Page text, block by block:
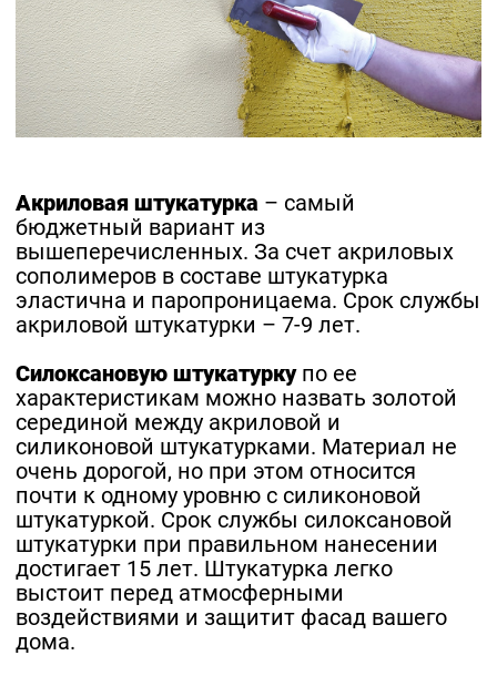
Акриловая штукатурка – самый
бюджетный вариант из
вышеперечисленных. За счет акриловых
сополимеров в составе штукатурка
эластична и паропроницаема. Срок службы
акриловой штукатурки – 7-9 лет.
Силоксановую штукатуркупо ее
характеристикам можно назвать золотой
серединой между акриловой и
силиконовой штукатурками. Материал не
очень дорогой, но при этом относится
почти к одному уровню с силиконовой
штукатуркой. Срок службы силоксановой
штукатурки при правильном нанесении
достигает 15 лет. Штукатурка легко
выстоит перед атмосферными
воздействиями и защитит фасад вашего
дома.